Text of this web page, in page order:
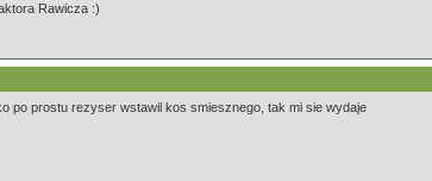
Rawicza :)
po prostu rezyser wstawil kos smiesznego, tak mi sie wydaje